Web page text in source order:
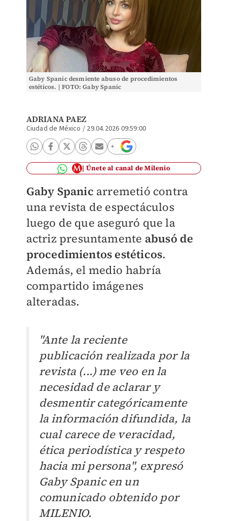
Gaby Spanic desmiente abuso de procedimientos
estéticos. | FOTO: Gaby Spanic
ADRIANA PAEZ
Ciudad de México / 29.04.2026 09:59:00
Únete al canal de Milenio
Gaby Spanic arremetió contra
una revista de espectáculos
luego de que aseguró que la
actriz presuntamente abusó de
procedimientos estéticos.
Además, el medio habría
compartido imágenes
alteradas.
"Ante la reciente
publicación realizada por la
revista (...) me veo en la
necesidad de aclarar y
desmentir categóricamente
la información difundida, la
cual carece de veracidad,
ética periodística y respeto
hacia mi persona", expresó
Gaby Spanic en un
comunicado obtenido por
MILENIO.